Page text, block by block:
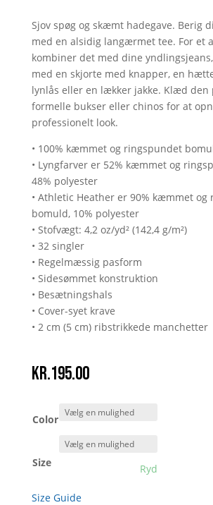
Sjov spøg og skæmt hadegave. Berig
med en alsidig langærmet tee. For et
kombiner det med dine
med en skjorte med knapper, en
lynlås eller en lækker jakke. Klæd den
formelle bukser eller chinos for at
professionelt look.
• 100% kæmmet og ringspundet
• Lyngfarver er 52% kæmmet og
48% polyester
• Athletic Heather er 90% kæmmet
bomuld, 10% polyester
• Stofvægt: 4,2 oz/yd² (142,4 g/m²)
• 32 singler
• Regelmæssig pasform
• Sidesømmet konstruktion
• Besætningshals
• Cover-syet krave
• 2 cm (5 cm) ribstrikkede manchetter
kr.195.00
Color
Size Ryd
Size Guide